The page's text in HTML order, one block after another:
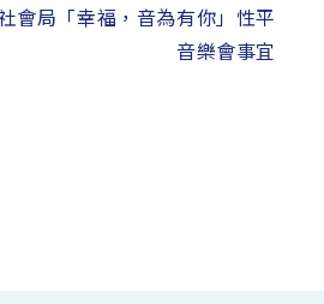
會局「幸福，音為有你」性平
音樂會事宜